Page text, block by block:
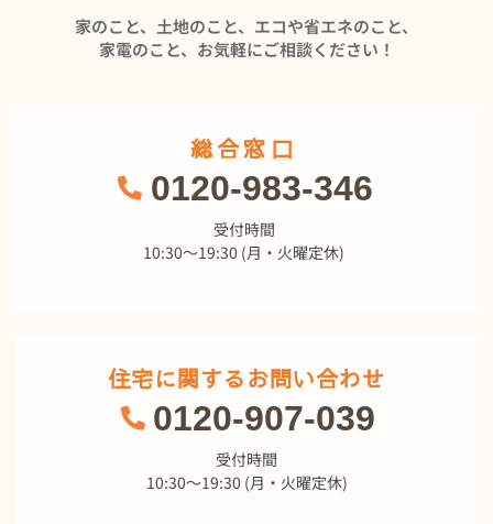
家のこと、土地のこと、エコや省エネのこと、
家電のこと、お気軽にご相談ください！
総合窓口
0120-983-346
受付時間
10:30～19:30 (月・火曜定休)
住宅に関するお問い合わせ
0120-907-039
受付時間
10:30～19:30 (月・火曜定休)